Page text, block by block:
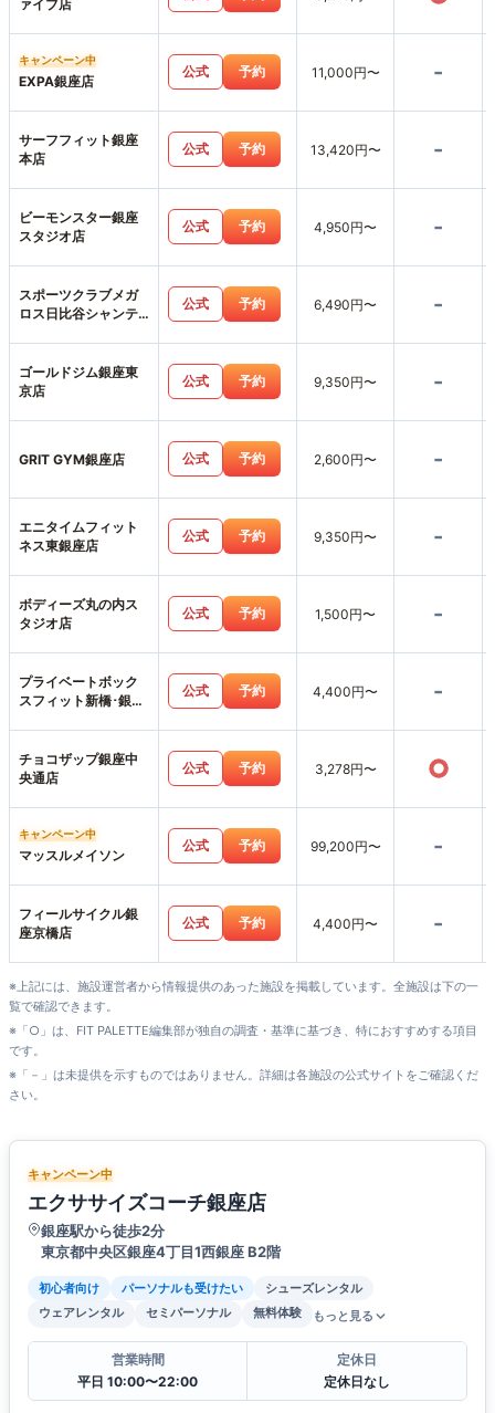
ァイブ店
キャンペーン中
EXPA銀座店
公式 予約 11,000円〜 -
サーフフィット銀座
本店
公式 予約 13,420円〜 -
ビーモンスター銀座
スタジオ店
公式 予約 4,950円〜 -
スポーツクラブメガ
ロス日比谷シャンテ
公式 予約 6,490円〜 -
ゴールドジム銀座東
京店
公式 予約 9,350円〜 -
GRIT GYM銀座店 公式 予約 2,600円〜 -
エニタイムフィット
ネス東銀座店
公式 予約 9,350円〜 -
ボディーズ丸の内ス
タジオ店
公式 予約 1,500円〜 -
プライベートボック
スフィット新橋･銀座
公式 予約 4,400円〜 -
チョコザップ銀座中
央通店
公式 予約 3,278円〜 ○
キャンペーン中
マッスルメイソン
公式 予約 99,200円〜 -
フィールサイクル銀
座京橋店
公式 予約 4,400円〜 -
※上記には、施設運営者から情報提供のあった施設を掲載しています。全施設は下の一
覧で確認できます。
※「○」は、FIT PALETTE編集部が独自の調査・基準に基づき、特におすすめする項目
です。
※「－」は未提供を示すものではありません。詳細は各施設の公式サイトをご確認くだ
さい。
キャンペーン中
エクササイズコーチ銀座店
銀座駅から徒歩2分
東京都中央区銀座4丁目1西銀座 B2階
初心者向け パーソナルも受けたい
シューズレンタル
ウェアレンタル
セミパーソナル 無料体験 もっと見る
営業時間
平日 10:00〜22:00
定休日
定休日なし